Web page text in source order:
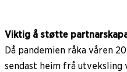
Viktig å støtte
Då pandemien råka våren
sendast heim frå